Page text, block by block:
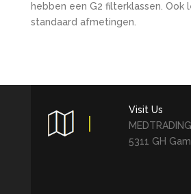
hebben een G2 filterklassen. Ook
standaard afmetingen.
Visit Us
5311 GH